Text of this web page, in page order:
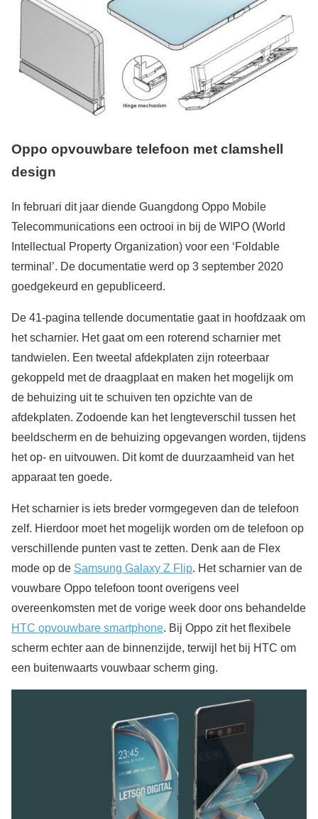
Oppo opvouwbare telefoon met clamshell
design
In februari dit jaar diende Guangdong Oppo Mobile
Telecommunications een octrooi in bij de WIPO (World
Intellectual Property Organization) voor een ‘Foldable
terminal’. De documentatie werd op 3 september 2020
goedgekeurd en gepubliceerd.
De 41-pagina tellende documentatie gaat in hoofdzaak om
het scharnier. Het gaat om een roterend scharnier met
tandwielen. Een tweetal afdekplaten zijn roteerbaar
gekoppeld met de draagplaat en maken het mogelijk om
de behuizing uit te schuiven ten opzichte van de
afdekplaten. Zodoende kan het lengteverschil tussen het
beeldscherm en de behuizing opgevangen worden, tijdens
het op- en uitvouwen. Dit komt de duurzaamheid van het
apparaat ten goede.
Het scharnier is iets breder vormgegeven dan de telefoon
zelf. Hierdoor moet het mogelijk worden om de telefoon op
verschillende punten vast te zetten. Denk aan de Flex
mode op de Samsung Galaxy Z Flip. Het scharnier van de
vouwbare Oppo telefoon toont overigens veel
overeenkomsten met de vorige week door ons behandelde
HTC opvouwbare smartphone. Bij Oppo zit het flexibele
scherm echter aan de binnenzijde, terwijl het bij HTC om
een buitenwaarts vouwbaar scherm ging.